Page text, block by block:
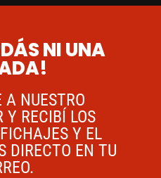
NI UNA
A NUESTRO
Y RECIBÍ LOS
Y EL
DIRECTO EN TU